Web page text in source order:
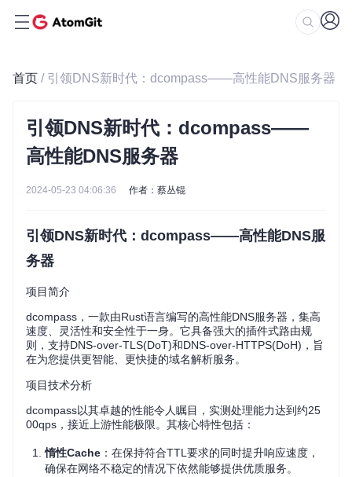
首页 / 引领DNS新时代：dcompass——高性能DNS服务器
引领DNS新时代：dcompass——
高性能DNS服务器
2024-05-23 04:06:36 作者：蔡丛锟
引领DNS新时代：dcompass——高性能DNS服
务器
项目简介
dcompass，一款由Rust语言编写的高性能DNS服务器，集高
速度、灵活性和安全性于一身。它具备强大的插件式路由规
则，支持DNS-over-TLS(DoT)和DNS-over-HTTPS(DoH)，旨
在为您提供更智能、更快捷的域名解析服务。
项目技术分析
dcompass以其卓越的性能令人瞩目，实测处理能力达到约25
00qps，接近上游性能极限。其核心特性包括：
惰性Cache ：在保持符合TTL要求的同时提升响应速度，
确保在网络不稳定的情况下依然能够提供优质服务。